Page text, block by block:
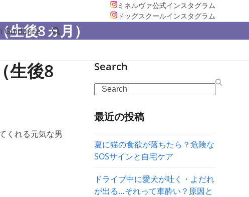
ミネルヴァ公式インスタグラム
ドッグスクールインスタグラム
Guidance
後8ヵ月）
生後8
くれる元気な男
Search
Search
最近の投稿
夏に猫の食欲が落ちたら？危険な
SOSサインと自宅ケア
ドライブ中に愛犬が吐く・よだれ
が出る…それって車酔い？原因と